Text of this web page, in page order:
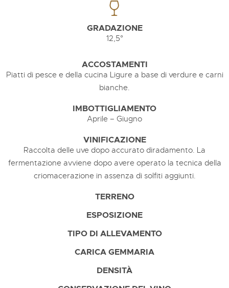
GRADAZIONE
12,5°
ACCOSTAMENTI
Piatti di pesce e della cucina Ligure a base di verdure e carni
bianche.
IMBOTTIGLIAMENTO
Aprile – Giugno
VINIFICAZIONE
Raccolta delle uve dopo accurato diradamento. La
fermentazione avviene dopo avere operato la tecnica della
criomacerazione in assenza di solfiti aggiunti.
TERRENO
ESPOSIZIONE
TIPO DI ALLEVAMENTO
CARICA GEMMARIA
DENSITÀ